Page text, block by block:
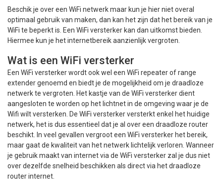
Beschik je over een WiFi netwerk maar kun je hier niet overal
optimaal gebruik van maken, dan kan het zijn dat het bereik van je
WiFi te beperkt is. Een WiFi versterker kan dan uitkomst bieden.
Hiermee kun je het internetbereik aanzienlijk vergroten.
Wat is een WiFi versterker
Een WiFi versterker wordt ook wel een WiFi repeater of range
extender genoemd en biedt je de mogelijkheid om je draadloze
netwerk te vergroten. Het kastje van de WiFi versterker dient
aangesloten te worden op het lichtnet in de omgeving waar je de
Wifi wilt versterken. De WiFi versterker versterkt enkel het huidige
netwerk, het is dus essentieel dat je al over een draadloze router
beschikt. In veel gevallen vergroot een WiFi versterker het bereik,
maar gaat de kwaliteit van het netwerk lichtelijk verloren. Wanneer
je gebruik maakt van internet via de WiFi versterker zal je dus niet
over dezelfde snelheid beschikken als direct via het draadloze
router internet.